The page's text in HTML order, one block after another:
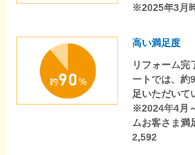
※2025年3月
高い満足度
リフォーム完
ートでは、約
足いただいて
※2024年4月
ムお客さま満
2,592